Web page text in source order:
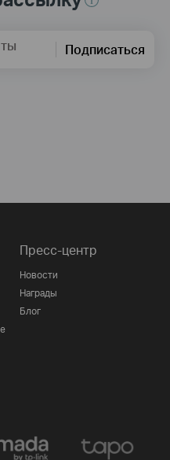
Подписаться
Пресс-центр
Новости
Награды
Блог